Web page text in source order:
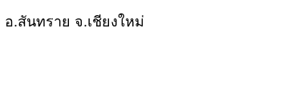
.สันทราย จ.เชียงใหม่